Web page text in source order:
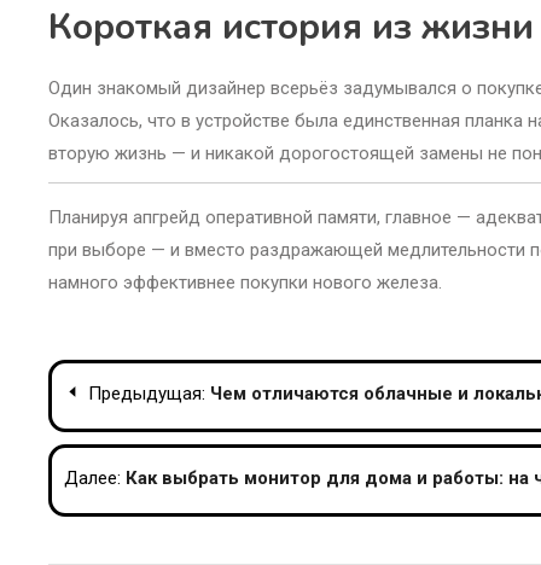
Короткая история из жизни
Один знакомый дизайнер всерьёз задумывался о
Оказалось, что в устройстве была единственная планка
вторую жизнь — и никакой дорогостоящей замены не
Планируя апгрейд оперативной памяти, главное —
при выборе — и вместо раздражающей медлительности
намного эффективнее покупки нового железа.
Навигация
по
записям
Предыдущая: Чем отличаются облачные и
Далее: Как выбрать монитор для дома и работы: на